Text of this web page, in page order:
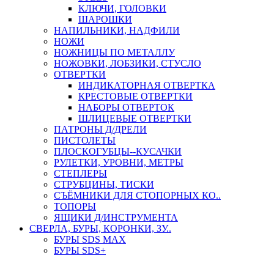
КЛЮЧИ, ГОЛОВКИ
ШАРОШКИ
НАПИЛЬНИКИ, НАДФИЛИ
НОЖИ
НОЖНИЦЫ ПО МЕТАЛЛУ
НОЖОВКИ, ЛОБЗИКИ, СТУСЛО
ОТВЕРТКИ
ИНДИКАТОРНАЯ ОТВЕРТКА
КРЕСТОВЫЕ ОТВЕРТКИ
НАБОРЫ ОТВЕРТОК
ШЛИЦЕВЫЕ ОТВЕРТКИ
ПАТРОНЫ Д/ДРЕЛИ
ПИСТОЛЕТЫ
ПЛОСКОГУБЦЫ--КУСАЧКИ
РУЛЕТКИ, УРОВНИ, МЕТРЫ
СТЕПЛЕРЫ
СТРУБЦИНЫ, ТИСКИ
СЪЁМНИКИ ДЛЯ СТОПОРНЫХ КО..
ТОПОРЫ
ЯЩИКИ Д/ИНСТРУМЕНТА
СВЕРЛА, БУРЫ, КОРОНКИ, ЗУ..
БУРЫ SDS MAX
БУРЫ SDS+